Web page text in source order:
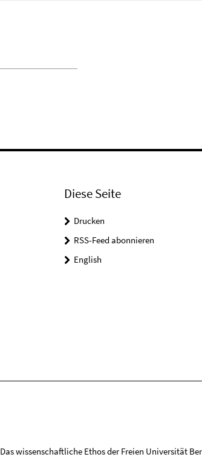
Diese Seite
Drucken
RSS-Feed abonnieren
English
Das wissenschaftliche Ethos der Freien Universität